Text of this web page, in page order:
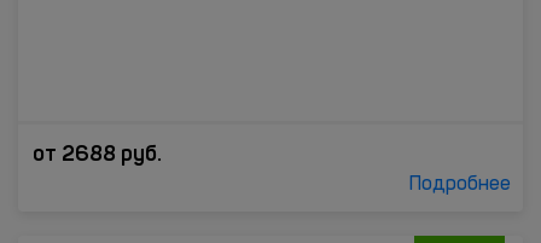
от 2688 руб.
Подробнее